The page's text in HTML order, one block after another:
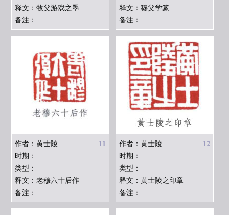
释文：牧父游戏之墨
备注：
释文：穆父学篆
备注：
11
作者：黄士陵
时期：
类型：
释文：老穆六十后作
备注：
12
作者：黄士陵
时期：
类型：
释文：黄士陵之印章
备注：